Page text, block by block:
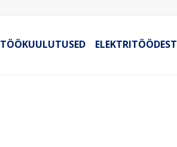
TÖÖKUULUTUSED ELEKTRITÖÖDEST